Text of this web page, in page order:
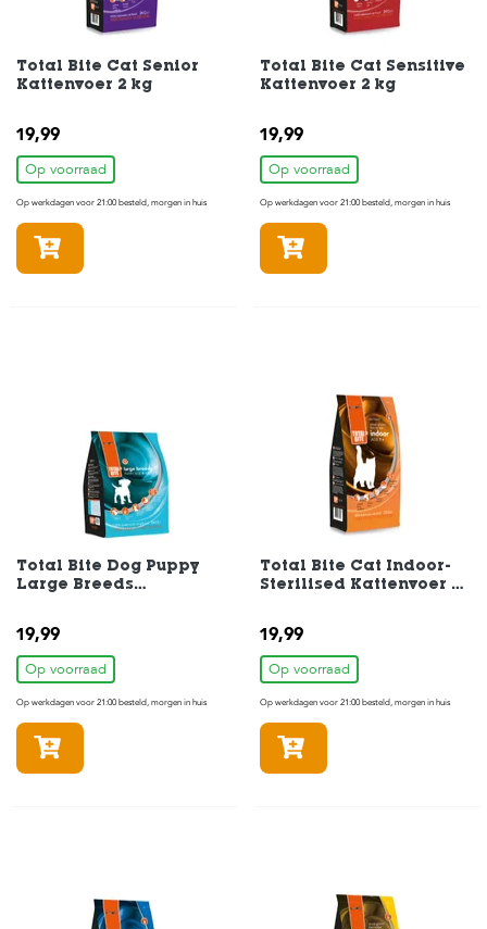
Total Bite Cat Senior
Kattenvoer 2 kg
19,99
Op voorraad
Op werkdagen voor 21:00 besteld, morgen in huis
Total Bite Cat Sensitive
Kattenvoer 2 kg
19,99
Op voorraad
Op werkdagen voor 21:00 besteld, morgen in huis
Total Bite Dog Puppy
Large Breeds
19,99
Op voorraad
Op werkdagen voor 21:00 besteld, morgen in huis
Total Bite Cat Indoor-
Sterilised Kattenvoer 2
19,99
Op voorraad
Op werkdagen voor 21:00 besteld, morgen in huis